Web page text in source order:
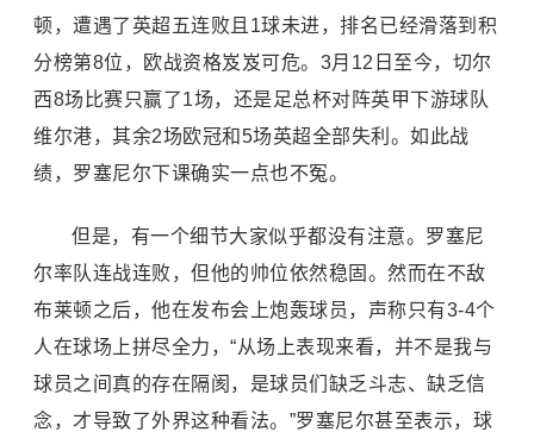
顿，遭遇了英超五连败且1球未进，排名已经滑落到积
分榜第8位，欧战资格岌岌可危。3月12日至今，切尔
西8场比赛只赢了1场，还是足总杯对阵英甲下游球队
维尔港，其余2场欧冠和5场英超全部失利。如此战
绩，罗塞尼尔下课确实一点也不冤。
但是，有一个细节大家似乎都没有注意。罗塞尼
尔率队连战连败，但他的帅位依然稳固。然而在不敌
布莱顿之后，他在发布会上炮轰球员，声称只有3-4个
人在球场上拼尽全力，“从场上表现来看，并不是我与
球员之间真的存在隔阂，是球员们缺乏斗志、缺乏信
念，才导致了外界这种看法。”罗塞尼尔甚至表示，球